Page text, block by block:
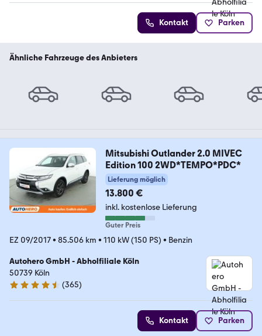
Kontakt Parken
Ähnliche Fahrzeuge des Anbieters
Mitsubishi Outlander 2.0 MIVEC
Edition 100 2WD*TEMPO*PDC*
Lieferung möglich
13.800 €
inkl. kostenlose Lieferung
Guter Preis
EZ 09/2017• 85.506 km • 110 kW (150 PS) • Benzin
Autohero GmbH - Abholfiliale Köln
50739 Köln
4.6 Sterne
(365)
Kontakt Parken